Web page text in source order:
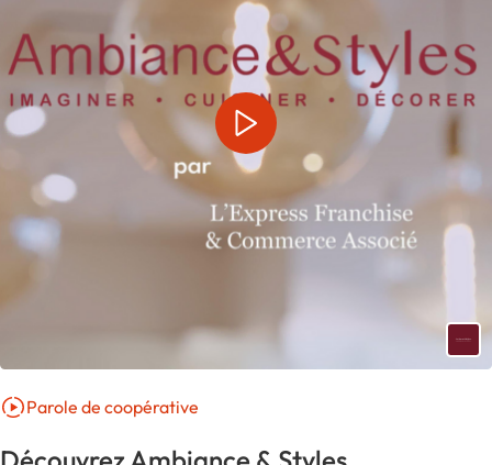
Parole de coopérative